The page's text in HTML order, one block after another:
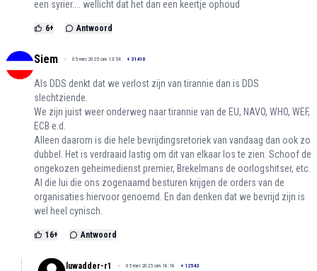
een syrier.... wellicht dat het dan een keertje ophoud
6+ Antwoord
Siem 05 mei 2025 om 13:54 + 31410
Als DDS denkt dat we verlost zijn van tirannie dan is DDS
slechtziende.
We zijn juist weer onderweg naar tirannie van de EU, NAVO, WHO, WEF,
ECB e.d.
Alleen daarom is die hele bevrijdingsretoriek van vandaag dan ook zo
dubbel. Het is verdraaid lastig om dit van elkaar los te zien. Schoof de
ongekozen geheimedienst premier, Brekelmans de oorlogshitser, etc.
Al die lui die ons zogenaamd besturen krijgen de orders van de
organisaties hiervoor genoemd. En dan denken dat we bevrijd zijn is
wel heel cynisch.
16+ Antwoord
luwadder-r1 05 mei 2025 om 18:18 + 12543